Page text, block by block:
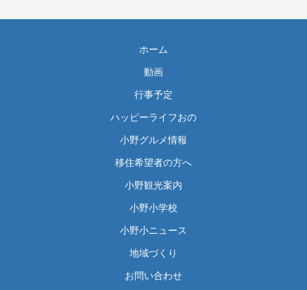
ホーム
動画
行事予定
ハッピーライフおの
小野グルメ情報
移住希望者の方へ
小野観光案内
小野小学校
小野小ニュース
地域づくり
お問い合わせ